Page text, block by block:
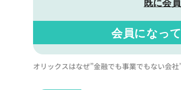
既に会
会員になっ
オリックスはなぜ”金融でも事業でもない会